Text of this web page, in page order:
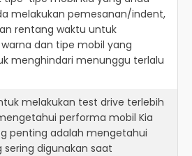
melakukan pemesanan/indent,
rentang waktu untuk
dan tipe mobil yang
menghindari menunggu terlalu
melakukan test drive terlebih
performa mobil Kia
penting adalah mengetahui
digunakan saat